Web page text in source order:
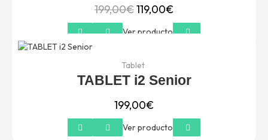
199,00€119,00€
Ver producto
Tablet
TABLET i2 Senior
199,00€
Ver producto